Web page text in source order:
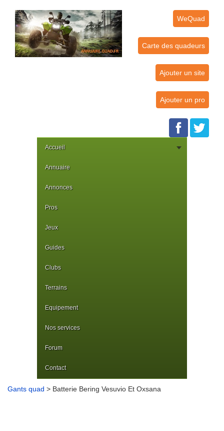
WeQuad
Carte des quadeurs
Ajouter un site
Ajouter un pro
Accueil
Annuaire
Annonces
Pros
Jeux
Guides
Clubs
Terrains
Equipement
Nos services
Forum
Contact
Gants quad > Batterie Bering Vesuvio Et Oxsana